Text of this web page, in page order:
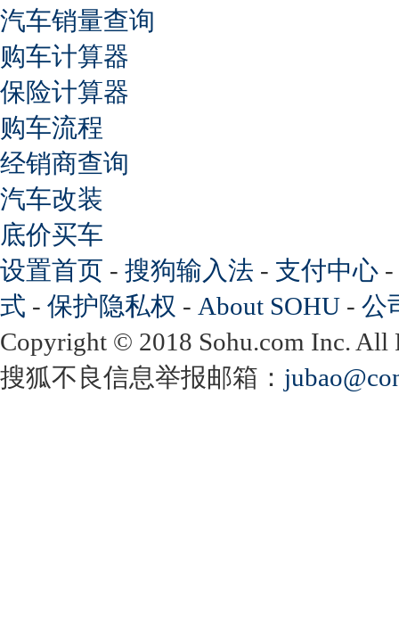
汽车销量查询
购车计算器
保险计算器
购车流程
经销商查询
汽车改装
底价买车
设置首页 - 搜狗输入法 - 支付中心 -
式 - 保护隐私权 - About SOHU - 公
Copyright © 2018 Sohu.com Inc.
搜狐不良信息举报邮箱：